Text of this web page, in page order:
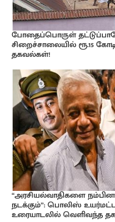
போதைப்பொருள்
சிறைச்சாலையில் ரூ.15
தகவல்கள்!
“அரசியல்வாதிகளை
நடக்கும்”: பொலிஸ்
உரையாடலில் வெளிவந்த